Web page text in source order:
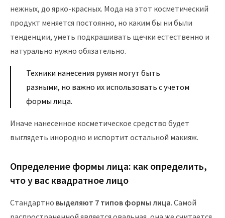
нежных, до ярко-красных. Мода на этот косметический
продукт меняется постоянно, но каким бы ни были
тенденции, уметь подкрашивать щечки естественно и
натурально нужно обязательно.
Техники нанесения румян могут быть
разными, но важно их использовать с учетом
формы лица.
Иначе нанесенное косметическое средство будет
выглядеть инородно и испортит остальной макияж.
Определение формы лица: как определить,
что у вас квадратное лицо
Стандартно выделяют 7 типов формы лица. Самой